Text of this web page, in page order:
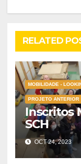
RELATED
MOBILIDADE -
PROJETO ANTERIOR
Inscritos
SCH
OCT 24, 2023